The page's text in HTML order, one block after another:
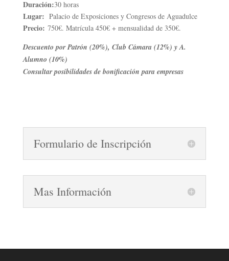
Duración:30 horas
Lugar: Palacio de Exposiciones y Congresos de Aguadulce
Precio: 750€. Matrícula 450€ + mensualidad de 350€.
Descuento por Patrón (20%), Club Cámara (12%) y A.
Alumno (10%)
Consultar posibilidades de bonificación para empresas
Formulario de Inscripción
Mas Información